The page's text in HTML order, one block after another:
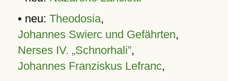
• neu: Theodosia,
Johannes Swierc und Gefährten,
Nerses IV. „Schnorhali”,
Johannes Franziskus Lefranc,